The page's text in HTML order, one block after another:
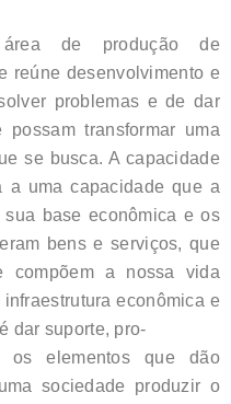
de produção de
reúne desenvolvimento e
problemas e de dar
transformar uma
se busca. A capacidade
a uma capacidade que a
base econômica e os
bens e serviços, que
compõem a nossa vida
econômica e
dar suporte, pro-
os elementos que dão
sociedade produzir o